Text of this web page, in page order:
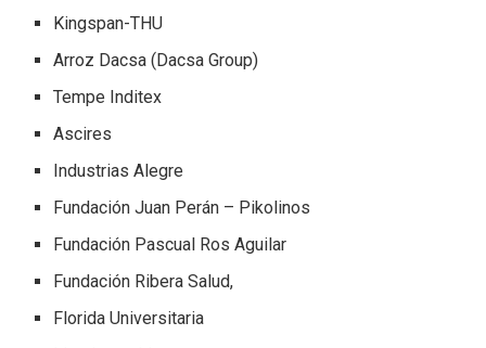
Kingspan-THU
Arroz Dacsa (Dacsa Group)
Tempe Inditex
Ascires
Industrias Alegre
Fundación Juan Perán – Pikolinos
Fundación Pascual Ros Aguilar
Fundación Ribera Salud,
Florida Universitaria